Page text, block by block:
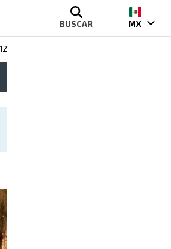
BUSCAR MX